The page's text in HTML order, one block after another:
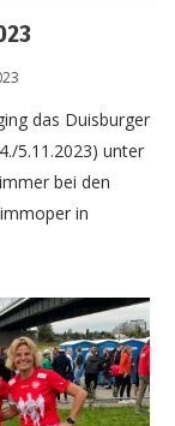
das Duisburger
5.11.2023) unter
bei den
in